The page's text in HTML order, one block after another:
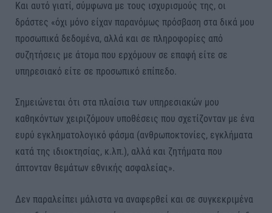
Και αυτό γιατί, σύμφωνα με τους ισχυρισμούς της, οι
δράστες «όχι μόνο είχαν παρανόμως πρόσβαση στα δικά μου
προσωπικά δεδομένα, αλλά και σε πληροφορίες από
συζητήσεις με άτομα που ερχόμουν σε επαφή είτε σε
υπηρεσιακό είτε σε προσωπικό επίπεδο.
Σημειώνεται ότι στα πλαίσια των υπηρεσιακών μου
καθηκόντων χειριζόμουν υποθέσεις που σχετίζονταν με ένα
ευρύ εγκληματολογικό φάσμα (ανθρωποκτονίες, εγκλήματα
κατά της ιδιοκτησίας, κ.λπ.), αλλά και ζητήματα που
άπτονταν θεμάτων εθνικής ασφαλείας».
Δεν παραλείπει μάλιστα να αναφερθεί και σε συγκεκριμένα